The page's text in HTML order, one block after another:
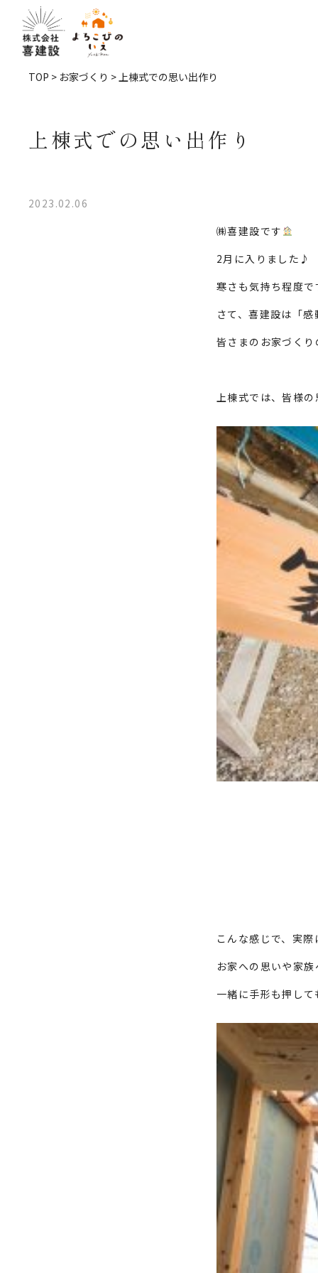
TOP > お家づくり > 上棟式での思い出作り
上棟式での思い出作り
2023.02.06
㈱喜建設です
2月に入りました♪
寒さも気持ち程度
さて、喜建設は「
皆さまのお家づく
上棟式では、皆様
こんな感じで、実
お家への思いや家
一緒に手形も押し